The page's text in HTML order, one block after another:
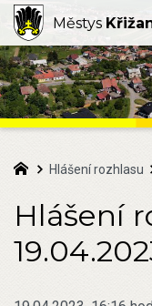
Hlášení rozhlasu
Hlášení
Městys